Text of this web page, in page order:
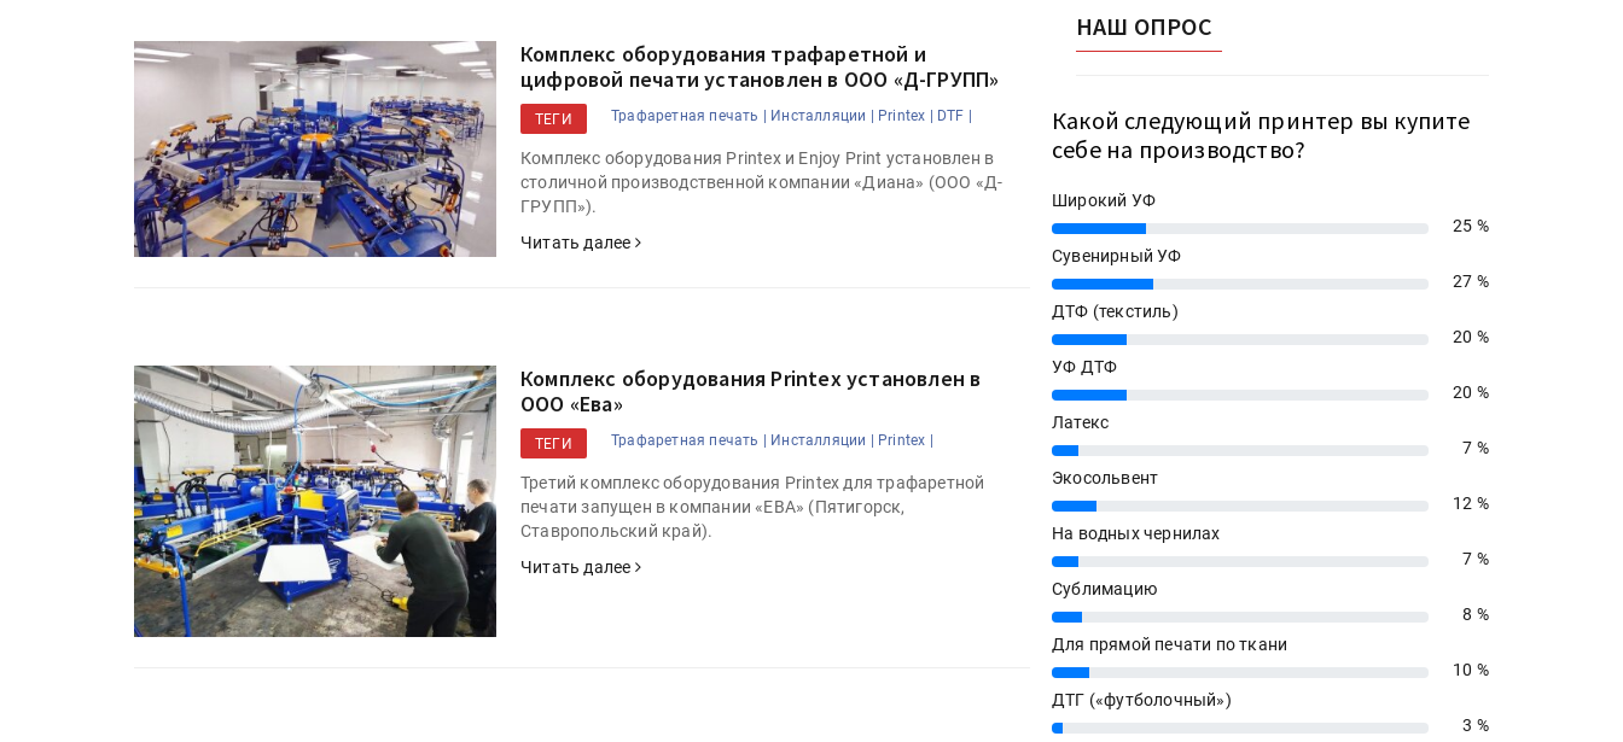
Комплекс оборудования трафаретной и
цифровой печати установлен в ООО «Д-ГРУПП»
ТЕГИ Трафаретная печать | Инсталляции | Printex | DTF |
Комплекс оборудования Printex и Enjoy Print установлен в
столичной производственной компании «Диана» (ООО «Д-
ГРУПП»).
Читать далее
Комплекс оборудования Printex установлен в
ООО «Ева»
ТЕГИ Трафаретная печать | Инсталляции | Printex |
Третий комплекс оборудования Printex для трафаретной
печати запущен в компании «ЕВА» (Пятигорск,
Ставропольский край).
Читать далее
НАШ ОПРОС
Какой следующий принтер вы купите
себе на производство?
Широкий УФ
25%
25 %
Сувенирный УФ
27%
27 %
ДТФ (текстиль)
20%
20 %
УФ ДТФ
20%
20 %
Латекс
7%
7 %
Экосольвент
12%
12 %
На водных чернилах
7%
7 %
Сублимацию
8%
8 %
Для прямой печати по ткани
10%
10 %
ДТГ («футболочный»)
3% 3 %